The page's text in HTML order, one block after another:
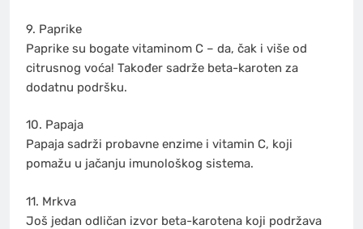
9. Paprike
Paprike su bogate vitaminom C – da, čak i više od
citrusnog voća! Također sadrže beta-karoten za
dodatnu podršku.
10. Papaja
Papaja sadrži probavne enzime i vitamin C, koji
pomažu u jačanju imunološkog sistema.
11. Mrkva
Još jedan odličan izvor beta-karotena koji podržava